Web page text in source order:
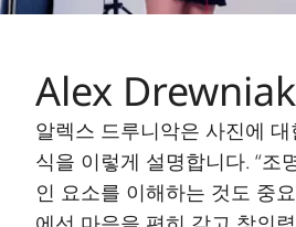
Alex Drewniak
알렉스 드루니악은 사진에
식을 이렇게 설명합니다. “조
인 요소를 이해하는 것도 중